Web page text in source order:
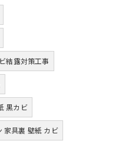
結露対策工事
黒カビ
家具裏 壁紙 カビ